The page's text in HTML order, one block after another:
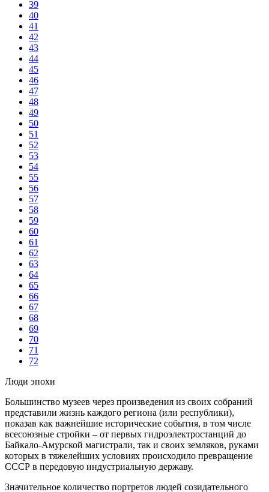
39
40
41
42
43
44
45
46
47
48
49
50
51
52
53
54
55
56
57
58
59
60
61
62
63
64
65
66
67
68
69
70
71
72
Люди эпохи
Большинство музеев через произведения из своих собраний
представили жизнь каждого региона (или республики),
показав как важнейшие исторические события, в том числе
всесоюзные стройки – от первых гидроэлектростанций до
Байкало-Амурской магистрали, так и своих земляков, руками
которых в тяжелейших условиях происходило превращение
СССР в передовую индустриальную державу.
Значительное количество портретов людей созидательного